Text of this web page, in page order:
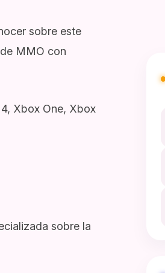
sobre este
MMO con
Xbox One, Xbox
sobre la